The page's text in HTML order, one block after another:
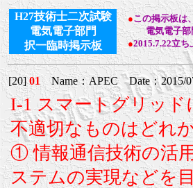
H27技術士二次試験
電気電子部門
択一臨時掲示板
●この掲示板は
電気電子部門の
●2015.7.22立
[20]01Name：APEC Date：2015/
I-1 スマートグリッド
不適切なものはどれ
① 情報通信技術の活
ステムの実現などを